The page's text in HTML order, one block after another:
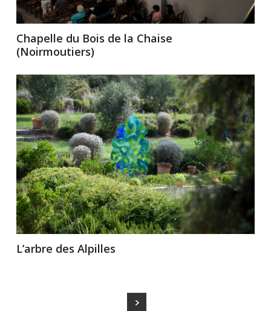
Chapelle du Bois de la Chaise
(Noirmoutiers)
L’arbre des Alpilles